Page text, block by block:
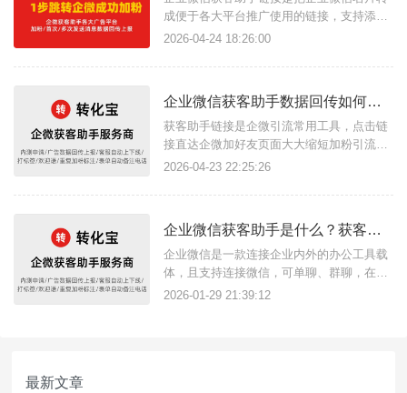
成便于各大平台推广使用的链接，支持添加
多个企微名片轮流展示，点击链接直接跳转
启对话并自动备注打标签、发送欢迎语，缩
宝三方获客助手服务商即可生成、管理获客
助手链接。{转化宝}如何生成获
2026-04-24 18:26:00
企业微信获客助手数据回传如何实现？如何精准广告投放？
获客助手链接是企微引流常用工具，点击链
接直达企微加好友页面大大缩短加粉引流链
路，在使用链接投放广告时，广告数据回传
广告目标客户，借助转化宝这款三方获客助
告代投人员或商家用户都可以使用。{转化
宝}数据回传指的是将用户在广告
2026-04-23 22:25:26
企业微信获客助手是什么？获客助手如何使用？
企业微信是一款连接企业内外的办公工具载
体，且支持连接微信，可单聊、群聊，在微
信客服中向客户提供服务。获客助手便是链
2026-01-29 21:39:12
最新文章